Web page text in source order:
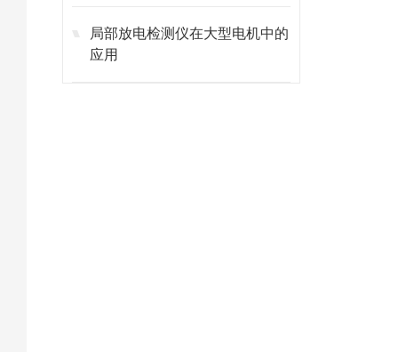
局部放电检测仪在大型电机中的
应用